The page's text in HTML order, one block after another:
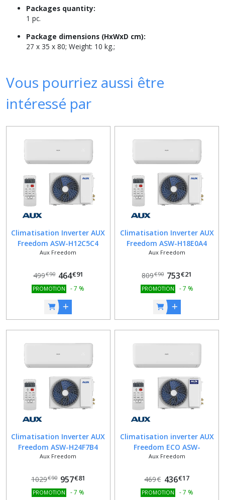
Packages quantity:
1 pc.
Package dimensions (HxWxD cm):
27 x 35 x 80; Weight: 10 kg.;
Vous pourriez aussi être
intéressé par
Climatisation Inverter AUX
Freedom ASW-H12C5C4
Aux Freedom
499€90 464€91
PROMOTION -7 %
Climatisation Inverter AUX
Freedom ASW-H18E0A4
Aux Freedom
809€90 753€21
PROMOTION - 7 %
Climatisation Inverter AUX
Freedom ASW-H24F7B4
Aux Freedom
1029€90 957€81
PROMOTION -7 %
Climatisation inverter AUX
Freedom ECO ASW-
H09B5A4/FAR3DI-C0
Aux Freedom
469€ 436€17
PROMOTION - 7 %